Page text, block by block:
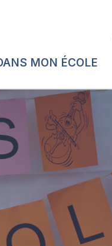
MON ÉCOLE